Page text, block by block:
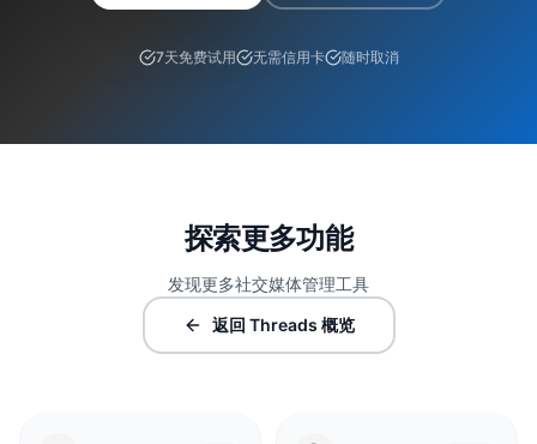
7天免费试用 无需信用卡 随时取消
探索更多功能
发现更多社交媒体管理工具
返回 Threads 概览